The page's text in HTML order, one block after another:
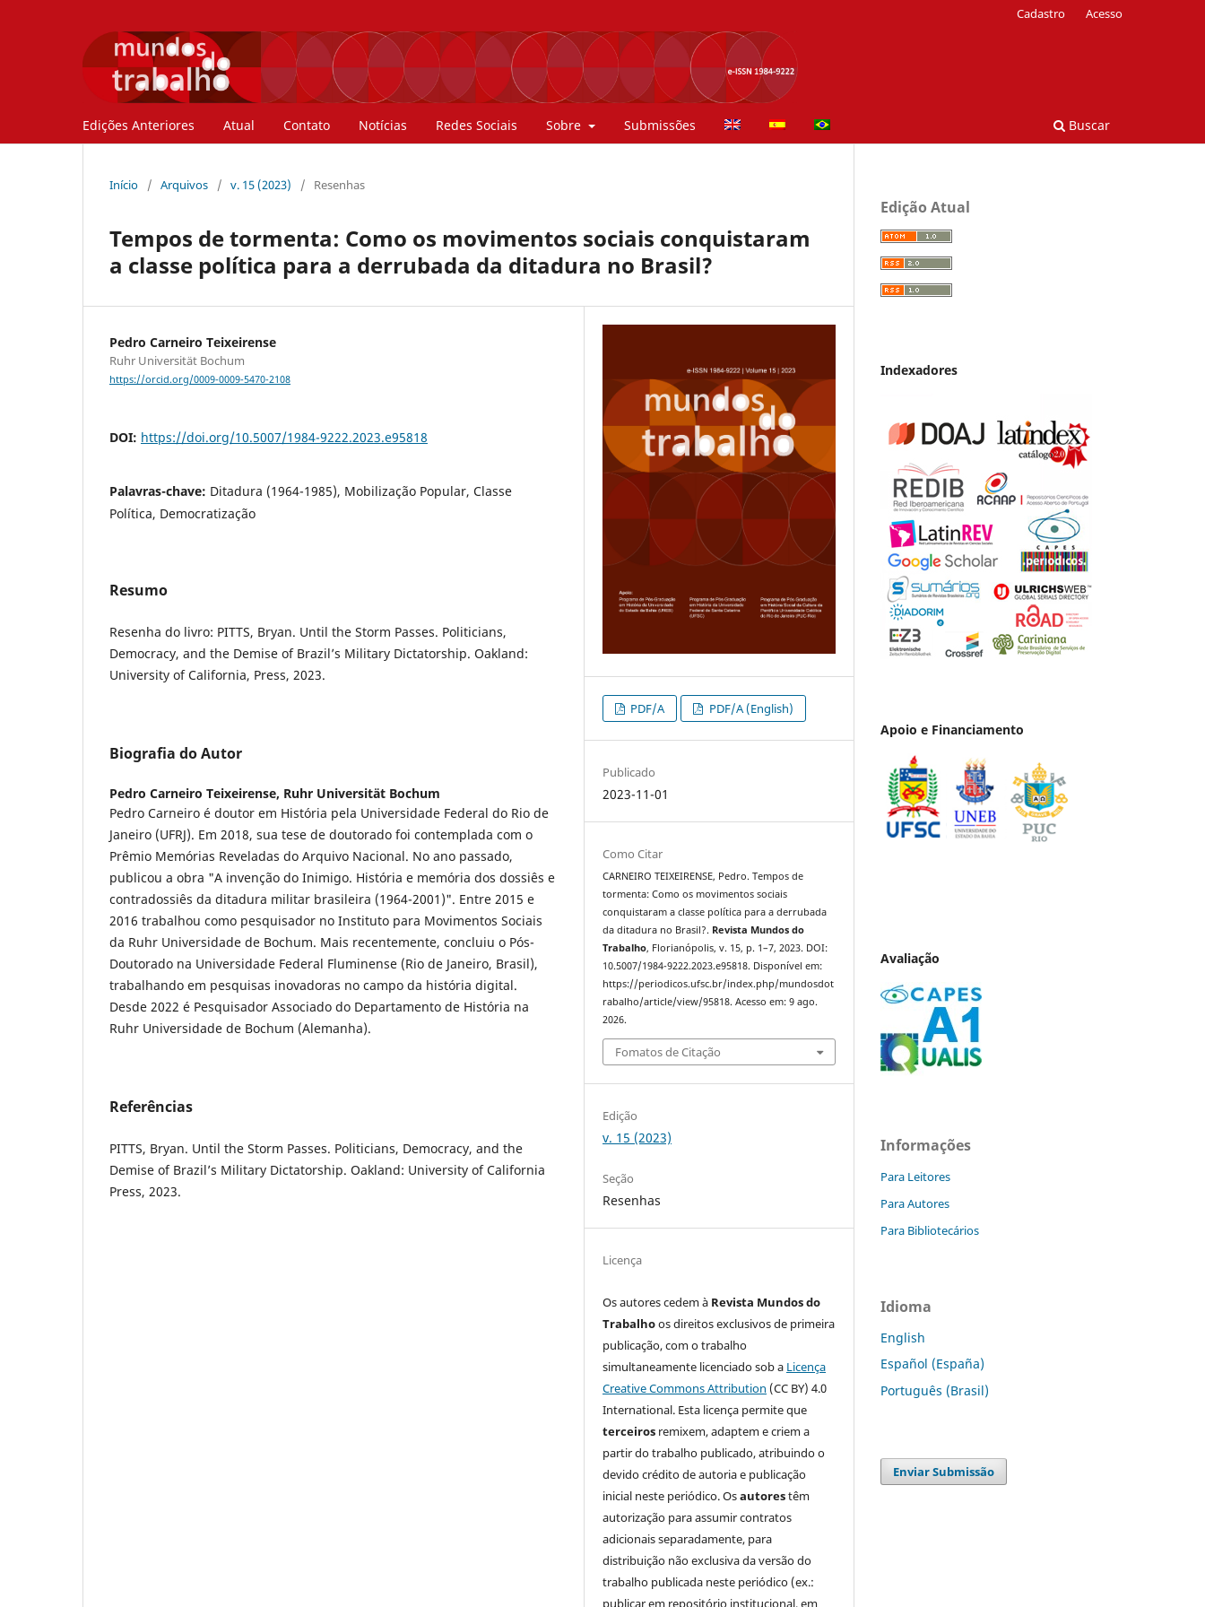
Edições Anteriores Atual Contato Notícias Redes Sociais Sobre Submissões Buscar
Cadastro Acesso
Início / Arquivos / v. 15 (2023) / Resenhas
Tempos de tormenta: Como os movimentos sociais conquistaram
a classe política para a derrubada da ditadura no Brasil?
Pedro Carneiro Teixeirense
Ruhr Universität Bochum
https://orcid.org/0009-0009-5470-2108
DOI: https://doi.org/10.5007/1984-9222.2023.e95818
Palavras-chave: Ditadura (1964-1985), Mobilização Popular, Classe
Política, Democratização
Resumo
Resenha do livro: PITTS, Bryan. Until the Storm Passes. Politicians,
Democracy, and the Demise of Brazil’s Military Dictatorship. Oakland:
University of California, Press, 2023.
Biografia do Autor
Pedro Carneiro Teixeirense, Ruhr Universität Bochum
Pedro Carneiro é doutor em História pela Universidade Federal do Rio de
Janeiro (UFRJ). Em 2018, sua tese de doutorado foi contemplada com o
Prêmio Memórias Reveladas do Arquivo Nacional. No ano passado,
publicou a obra "A invenção do Inimigo. História e memória dos dossiês e
contradossiês da ditadura militar brasileira (1964-2001)". Entre 2015 e
2016 trabalhou como pesquisador no Instituto para Movimentos Sociais
da Ruhr Universidade de Bochum. Mais recentemente, concluiu o Pós-
Doutorado na Universidade Federal Fluminense (Rio de Janeiro, Brasil),
trabalhando em pesquisas inovadoras no campo da história digital.
Desde 2022 é Pesquisador Associado do Departamento de História na
Ruhr Universidade de Bochum (Alemanha).
Referências
PITTS, Bryan. Until the Storm Passes. Politicians, Democracy, and the
Demise of Brazil’s Military Dictatorship. Oakland: University of California
Press, 2023.
PDF/A PDF/A (English)
Publicado
2023-11-01
Como Citar
CARNEIRO TEIXEIRENSE, Pedro. Tempos de
tormenta: Como os movimentos sociais
conquistaram a classe política para a derrubada
da ditadura no Brasil?. Revista Mundos do
Trabalho, Florianópolis, v. 15, p. 1–7, 2023. DOI:
10.5007/1984-9222.2023.e95818. Disponível em:
https://periodicos.ufsc.br/index.php/mundosdot
rabalho/article/view/95818. Acesso em: 9 ago.
2026.
Fomatos de Citação
Edição
v. 15 (2023)
Seção
Resenhas
Licença
Os autores cedem à Revista Mundos do
Trabalhoos direitos exclusivos de primeira
publicação, com o trabalho
simultaneamente licenciado sob a Licença
Creative Commons Attribution (CC BY) 4.0
International. Esta licença permite que
terceiros remixem, adaptem e criem a
partir do trabalho publicado, atribuindo o
devido crédito de autoria e publicação
inicial neste periódico. Osautorestêm
autorização para assumir contratos
adicionais separadamente, para
distribuição não exclusiva da versão do
trabalho publicada neste periódico (ex.:
publicar em repositório institucional, em
Edição Atual
Indexadores
Apoio e Financiamento
Avaliação
Informações
Para Leitores
Para Autores
Para Bibliotecários
Idioma
English
Español (España)
Português (Brasil)
Enviar Submissão